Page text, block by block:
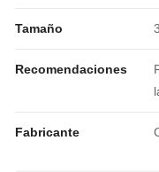
Tamaño
Recomendaciones
Fabricante